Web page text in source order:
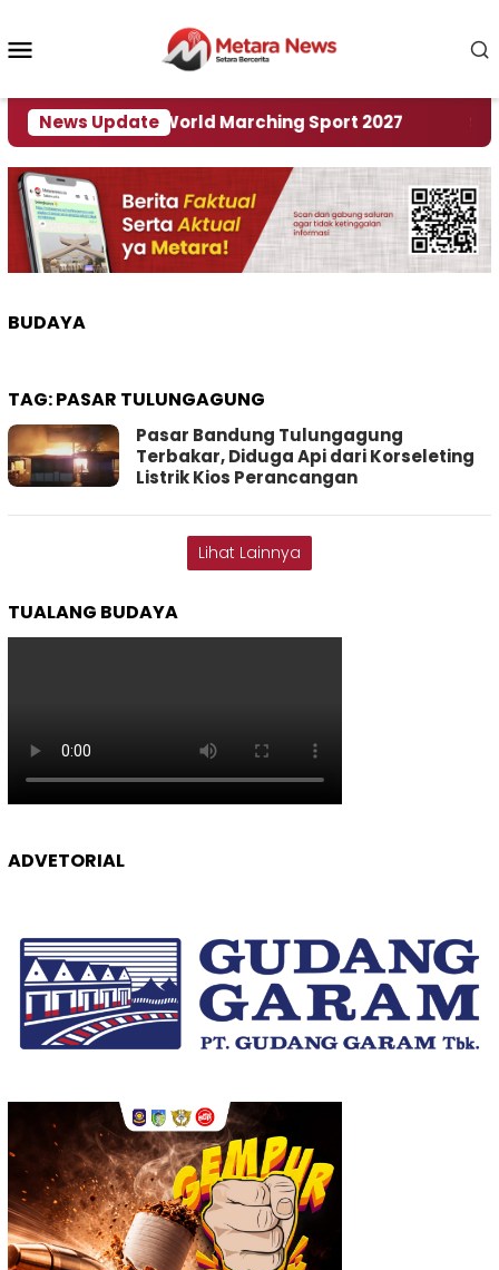
konten
News Update
Rumah World Marching Sport 2027 ‎Soal
BUDAYA
TAG:PASAR TULUNGAGUNG
Pasar Bandung Tulungagung
Terbakar, Diduga Api dari Korseleting
Listrik Kios Perancangan
Lihat Lainnya
TUALANG BUDAYA
ADVETORIAL